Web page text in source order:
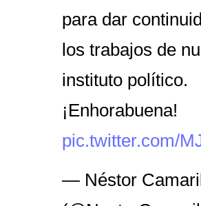
para dar
los trabajos de
instituto político.
¡Enhorabuena!
pic.twitter.com/
— Néstor